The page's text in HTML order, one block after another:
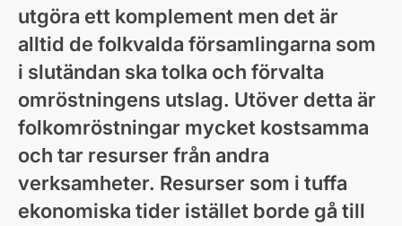
utgöra ett komplement men det är
alltid de folkvalda församlingarna som
i slutändan ska tolka och förvalta
omröstningens utslag. Utöver detta är
folkomröstningar mycket kostsamma
och tar resurser från andra
verksamheter. Resurser som i tuffa
ekonomiska tider istället borde gå till